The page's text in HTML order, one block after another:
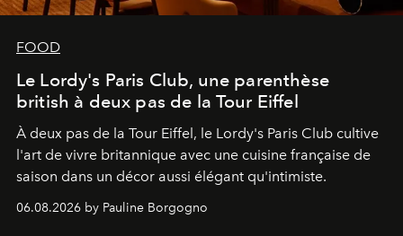
FOOD
Le Lordy's Paris Club, une parenthèse
british à deux pas de la Tour Eiffel
À deux pas de la Tour Eiffel, le Lordy's Paris Club cultive
l'art de vivre britannique avec une cuisine française de
saison dans un décor aussi élégant qu'intimiste.
06.08.2026 by Pauline Borgogno